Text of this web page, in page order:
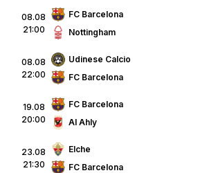
08.08
21:00
FC Barcelona
Nottingham
08.08
22:00
Udinese Calcio
FC Barcelona
19.08
20:00
FC Barcelona
Al Ahly
23.08
21:30
Elche
FC Barcelona